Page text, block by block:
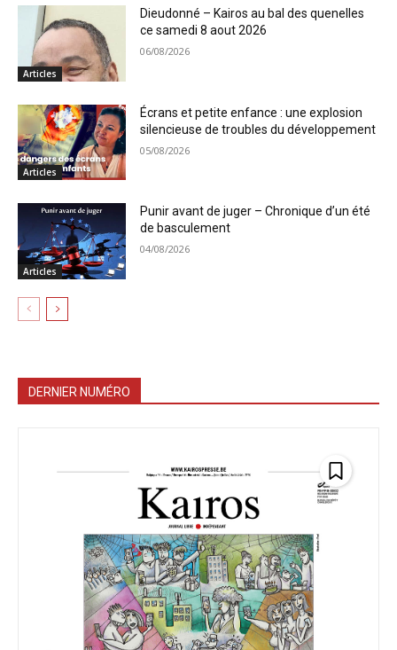
Articles
Dieudonné – Kairos au bal des quenelles
ce samedi 8 aout 2026
06/08/2026
Articles
Écrans et petite enfance : une explosion
silencieuse de troubles du développement
05/08/2026
Articles
Punir avant de juger – Chronique d’un été
de basculement
04/08/2026
DERNIER NUMÉRO